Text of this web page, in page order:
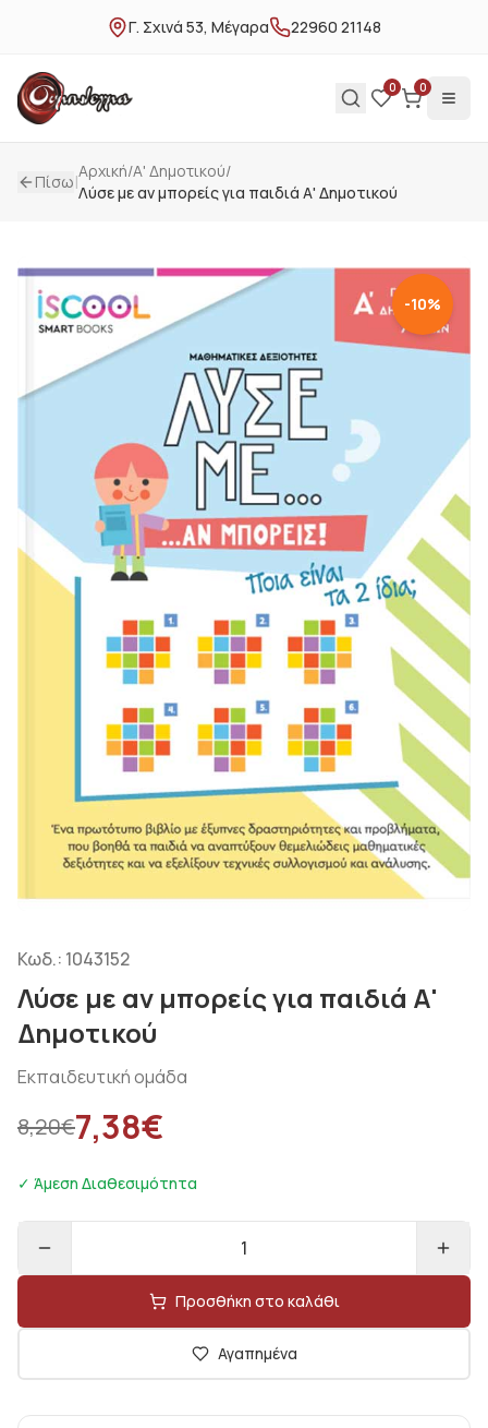
Γ. Σχινά 53, Μέγαρα 22960 21148
0 0
Πίσω|Αρχική/Α' Δημοτικού/
Λύσε με αν μπορείς για παιδιά Α' Δημοτικού
-10%
Κωδ.: 1043152
Λύσε με αν μπορείς για παιδιά Α'
Δημοτικού
Εκπαιδευτική ομάδα
8,20€7,38€
✓ Άμεση Διαθεσιμότητα
1
Προσθήκη στο καλάθι
Αγαπημένα